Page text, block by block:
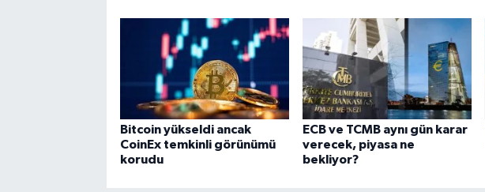
Bitcoin yükseldi ancak
CoinEx temkinli görünümü
korudu
ECB ve TCMB aynı gün karar
verecek, piyasa ne
bekliyor?